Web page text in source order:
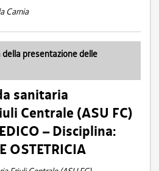
Carnia
della presentazione delle
sanitaria
Centrale (ASU FC)
– Disciplina:
OSTETRICIA